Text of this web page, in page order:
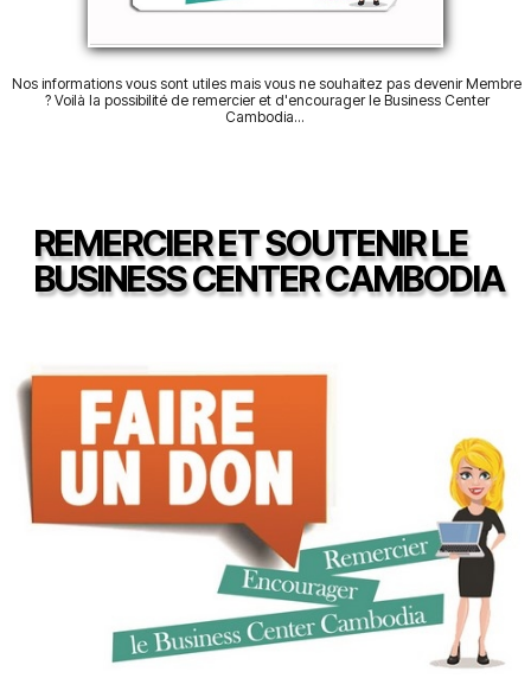
Nos informations vous sont utiles mais vous ne souhaitez pas devenir Membre
? Voilà la possibilité de remercier et d'encourager le Business Center
Cambodia...
REMERCIER ET SOUTENIR LE
BUSINESS CENTER CAMBODIA